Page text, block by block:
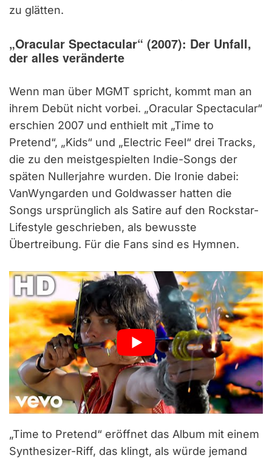
zu glätten.
„Oracular Spectacular“ (2007): Der Unfall,
der alles veränderte
Wenn man über MGMT spricht, kommt man an
ihrem Debüt nicht vorbei. „Oracular Spectacular“
erschien 2007 und enthielt mit „Time to
Pretend“, „Kids“ und „Electric Feel“ drei Tracks,
die zu den meistgespielten Indie-Songs der
späten Nullerjahre wurden. Die Ironie dabei:
VanWyngarden und Goldwasser hatten die
Songs ursprünglich als Satire auf den Rockstar-
Lifestyle geschrieben, als bewusste
Übertreibung. Für die Fans sind es Hymnen.
„Time to Pretend“ eröffnet das Album mit einem
Synthesizer-Riff, das klingt, als würde jemand